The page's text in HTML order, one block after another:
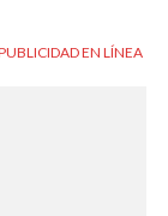
EN LÍNEA